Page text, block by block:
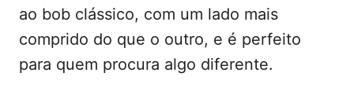
ao bob clássico, com um lado mais
comprido do que o outro, e é perfeito
para quem procura algo diferente.